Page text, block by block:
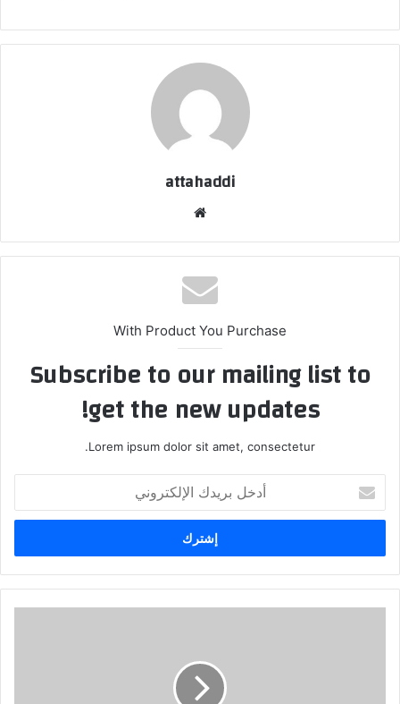
attahaddi
الوي
ب
With Product You Purchase
Subscribe to our mailing list to
get the new updates!
Lorem ipsum dolor sit amet, consectetur.
خ
ب
ر